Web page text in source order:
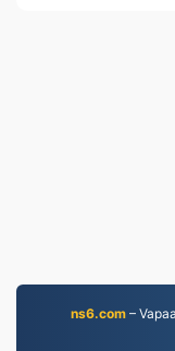
ns6.com –